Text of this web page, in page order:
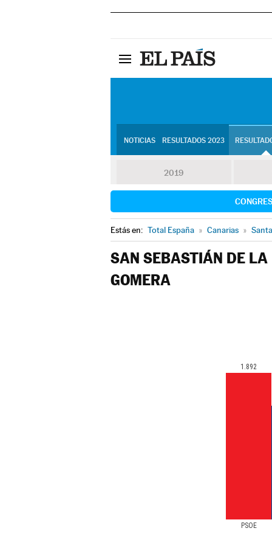
NOTICIAS RESULTADOS 2023
2019
Estás en: Total España » Canarias »
SAN SEBASTIÁN DE LA
GOMERA
PSOE
1.892